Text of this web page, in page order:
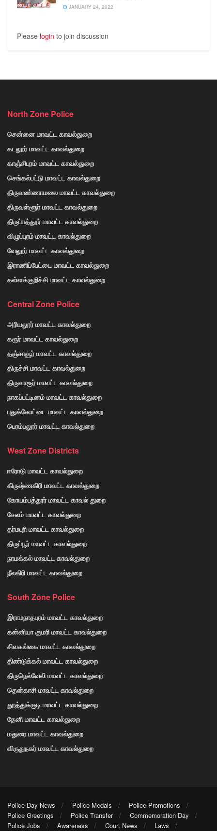
JANUARY 24, 2022
Please login to join discussion
North Zone Police
சென்னை மாவட்ட காவல்துறை
கடலூர் மாவட்ட காவல்துறை
காஞ்சிபுரம் மாவட்ட காவல்துறை
செங்கல்பட்டு மாவட்ட காவல்துறை
திருவண்ணாமலை மாவட்ட காவல்துறை
திருவள்ளூர் மாவட்ட காவல்துறை
திருப்பத்தூர் மாவட்ட காவல்துறை
விழுப்புரம் மாவட்ட காவல்துறை
வேலூர் மாவட்ட காவல்துறை
இராணிப்பேட்டை மாவட்ட காவல்துறை
கள்ளக்குறிச்சி மாவட்ட காவல்துறை
Central Zone Police
அரியலூர் மாவட்ட காவல்துறை
கரூர் மாவட்ட காவல்துறை
தஞ்சாவூர் மாவட்ட காவல்துறை
திருச்சி மாவட்ட காவல்துறை
திருவாரூர் மாவட்ட காவல்துறை
நாகப்பட்டினம் மாவட்ட காவல்துறை
புதுக்கோட்டை மாவட்ட காவல்துறை
பெரம்பலூர் மாவட்ட காவல்துறை
West Zone Districts
ஈரோடு மாவட்ட காவல்துறை
கிருஷ்ணகிரி மாவட்ட காவல்துறை
கோயம்பத்தூர் மாவட்ட காவல் துறை
சேலம் மாவட்ட காவல்துறை
தர்மபுரி மாவட்ட காவல்துறை
திருப்பூர் மாவட்ட காவல்துறை
நாமக்கல் மாவட்ட காவல்துறை
நீலகிரி மாவட்ட காவல்துறை
South Zone Police
இராமநாதபுரம் மாவட்ட காவல்துறை
கன்னியா குமரி மாவட்ட காவல்துறை
சிவகங்கை மாவட்ட காவல்துறை
திண்டுக்கல் மாவட்ட காவல்துறை
திருநெல்வேலி மாவட்ட காவல்துறை
தென்காசி மாவட்ட காவல்துறை
தூத்துக்குடி மாவட்ட காவல்துறை
தேனி மாவட்ட காவல்துறை
மதுரை மாவட்ட காவல்துறை
விருதுநகர் மாவட்ட காவல்துறை
Police Day News Police Medals
Police Promotions
Police Greetings
Police Transfer
Commemoration Day
Police Jobs
Awareness Court News
Laws